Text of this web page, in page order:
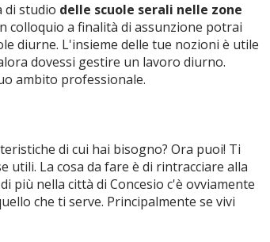
di studio delle scuole serali nelle zone
colloquio a finalità di assunzione potrai
diurne. L'insieme delle tue nozioni è utile
dovessi gestire un lavoro diurno.
ambito professionale.
di cui hai bisogno? Ora puoi! Ti
La cosa da fare è di rintracciare alla
più nella città di Concesio c'è ovviamente
che ti serve. Principalmente se vivi